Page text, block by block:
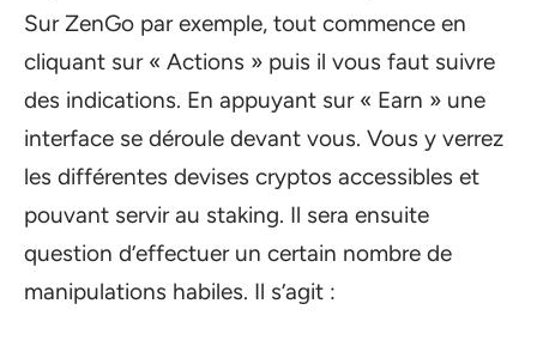
Sur ZenGo par exemple, tout commence en
cliquant sur « Actions » puis il vous faut suivre
des indications. En appuyant sur « Earn » une
interface se déroule devant vous. Vous y verrez
les différentes devises cryptos accessibles et
pouvant servir au staking. Il sera ensuite
question d’effectuer un certain nombre de
manipulations habiles. Il s’agit :